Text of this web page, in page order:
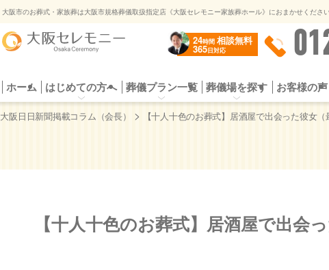
大阪市のお葬式・家族葬は大阪市規格葬儀取扱指定店《大阪セレモニー家族葬ホール》におまかせくださ
24時間 相談無料
365日対応
ホーム はじめての方へ
はじめての方へ お葬式の流れ 選ばれる5つの理由 よく
遺影用写真オンライン送信
葬儀プラン一覧
葬儀プラン 直葬プラン 一日葬プラン シンプル家族葬
ご葬儀のオプションサービス
葬儀場を探す
葬儀場を探す 自社会館 公営斎場一覧 提携斎場（公営斎
お客様の声
大阪日日新聞掲載コラム（会長） > 【十人十色のお葬式】居酒屋で出会った彼女（
【十人十色のお葬式】居酒屋で出会